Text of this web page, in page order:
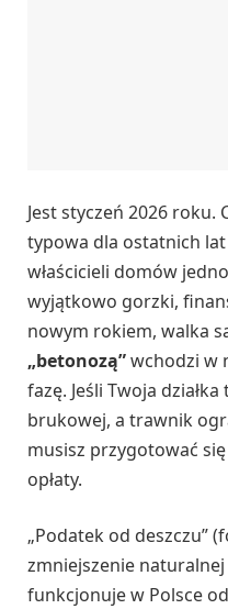
Jest styczeń 2026 roku.
typowa dla ostatnich
właścicieli domów
wyjątkowo gorzki,
nowym rokiem, walka
„betonozą”wchodzi w
fazę. Jeśli Twoja
brukowej, a trawnik
musisz przygotować
opłaty.
„Podatek od deszczu”
zmniejszenie
funkcjonuje w Polsce